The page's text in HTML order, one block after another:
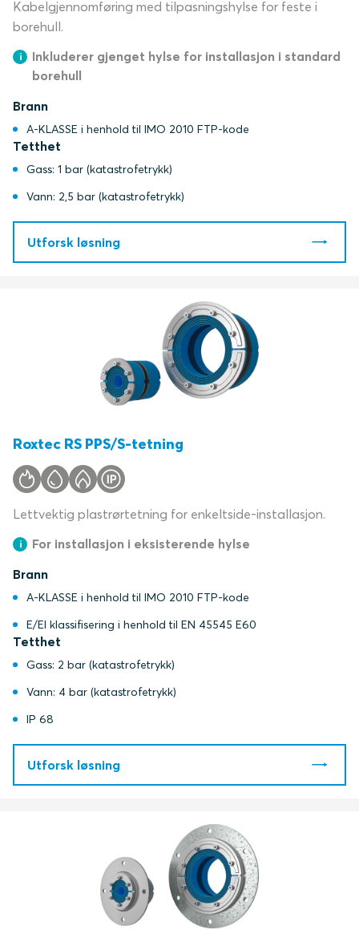
Kabelgjennomføring med tilpasningshylse for feste i
borehull.
Inkluderer gjenget hylse for installasjon i standard
borehull
Brann
A-KLASSE i henhold til IMO 2010 FTP-kode
Tetthet
Gass: 1 bar (katastrofetrykk)
Vann: 2,5 bar (katastrofetrykk)
Utforsk løsning
Roxtec RS PPS/S-tetning
Lettvektig plastrørtetning for enkeltside-installasjon.
For installasjon i eksisterende hylse
Brann
A-KLASSE i henhold til IMO 2010 FTP-kode
E/EI klassifisering i henhold til EN 45545 E60
Tetthet
Gass: 2 bar (katastrofetrykk)
Vann: 4 bar (katastrofetrykk)
IP 68
Utforsk løsning